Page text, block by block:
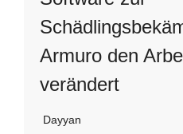
Armuro den
verändert
Dayyan